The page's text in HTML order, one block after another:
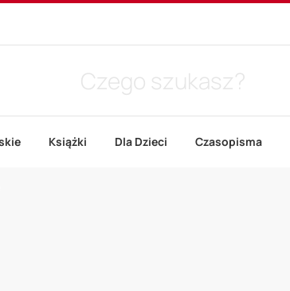
Książki Dla Dzieci Czasopisma